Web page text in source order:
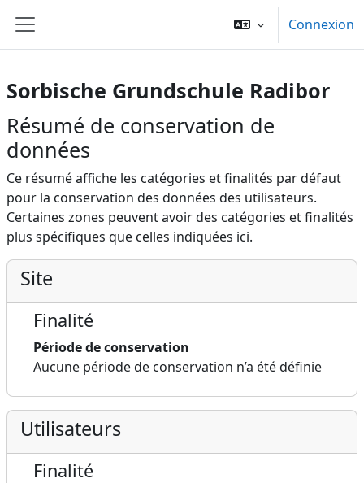
Panneau latéral
Connexion
Sorbische Grundschule Radibor
Résumé de conservation de
données
Ce résumé affiche les catégories et finalités par défaut
pour la conservation des données des utilisateurs.
Certaines zones peuvent avoir des catégories et finalités
plus spécifiques que celles indiquées ici.
Site
Finalité
Période de conservation
Aucune période de conservation n’a été définie
Utilisateurs
Finalité